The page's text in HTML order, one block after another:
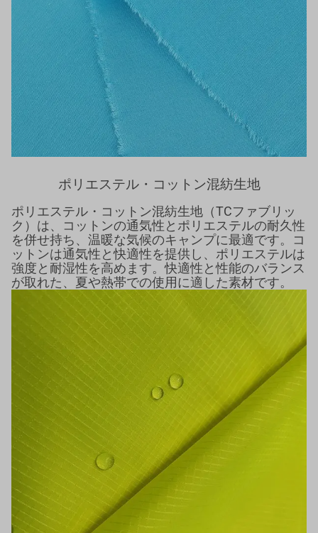
ポリエステル・コットン混紡生地
ポリエステル・コットン混紡生地（TCファブリッ
ク）は、コットンの通気性とポリエステルの耐久性
を併せ持ち、温暖な気候のキャンプに最適です。コ
ットンは通気性と快適性を提供し、ポリエステルは
強度と耐湿性を高めます。快適性と性能のバランス
が取れた、夏や熱帯での使用に適した素材です。